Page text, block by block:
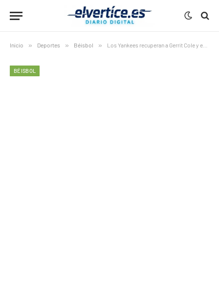
Inicio » Deportes » Béisbol » Los Yankees recuperan a Gerrit Cole y encienden su estadía clave en el Bronx
BÉISBOL